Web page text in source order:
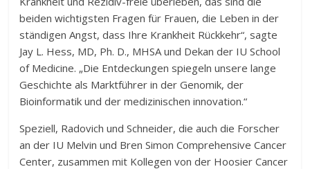
beiden wichtigsten Fragen für Frauen, die Leben in der
ständigen Angst, dass Ihre Krankheit Rückkehr“, sagte
Jay L. Hess, MD, Ph. D., MHSA und Dekan der IU School
of Medicine. „Die Entdeckungen spiegeln unsere lange
Geschichte als Marktführer in der Genomik, der
Bioinformatik und der medizinischen innovation.“
Speziell, Radovich und Schneider, die auch die Forscher
an der IU Melvin und Bren Simon Comprehensive Cancer
Center, zusammen mit Kollegen von der Hoosier Cancer